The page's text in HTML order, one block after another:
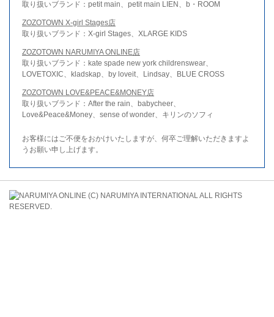
取り扱いブランド：petit main、petit main LIEN、b・ROOM
ZOZOTOWN X-girl Stages店
取り扱いブランド：X-girl Stages、XLARGE KIDS
ZOZOTOWN NARUMIYA ONLINE店
取り扱いブランド：kate spade new york childrenswear、
LOVETOXIC、kladskap、by loveit、Lindsay、BLUE CROSS
ZOZOTOWN LOVE&PEACE&MONEY店
取り扱いブランド：After the rain、babycheer、
Love&Peace&Money、sense of wonder、キリンのソフィ
お客様にはご不便をおかけいたしますが、何卒ご理解いただきますよ
うお願い申し上げます。